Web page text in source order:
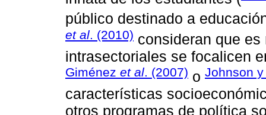
público destinado a
et al. (2010) consideran que
intrasectoriales se focalicen
Giménez et al. (2007) o Johnson
características
otros programas de política